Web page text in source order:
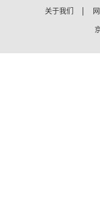
关于我们